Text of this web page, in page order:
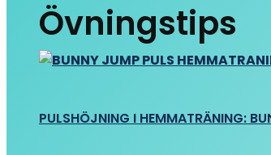
Övningstips
PULSHÖJNING I HEMMATRÄNING: